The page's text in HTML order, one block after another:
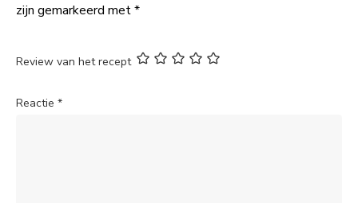
zijn gemarkeerd met*
Review van het recept
Reactie *